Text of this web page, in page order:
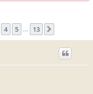
из 13
4 5 13